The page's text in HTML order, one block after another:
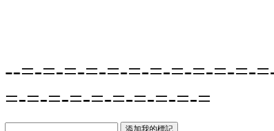
--=-=-=-=-=-=-=-=-=-=-=-
=-=-=-=-=-=-=-=-=-=